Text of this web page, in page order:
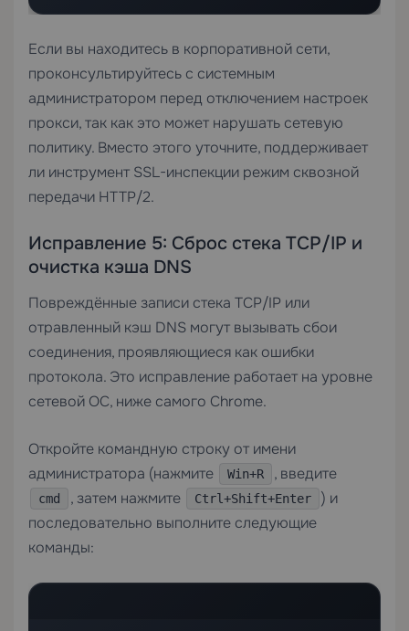
Если вы находитесь в корпоративной сети,
проконсультируйтесь с системным
администратором перед отключением настроек
прокси, так как это может нарушать сетевую
политику. Вместо этого уточните, поддерживает
ли инструмент SSL-инспекции режим сквозной
передачи HTTP/2.
Исправление 5: Сброс стека TCP/IP и
очистка кэша DNS
Повреждённые записи стека TCP/IP или
отравленный кэш DNS могут вызывать сбои
соединения, проявляющиеся как ошибки
протокола. Это исправление работает на уровне
сетевой ОС, ниже самого Chrome.
Откройте командную строку от имени
администратора (нажмите
Win+R , введите
cmd , затем нажмите Ctrl+Shift+Enter
) и
последовательно выполните следующие
команды: